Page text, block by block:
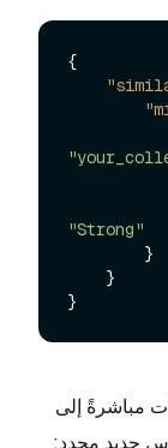
{
"Strong"
}
}
}
مباشرةً إلى